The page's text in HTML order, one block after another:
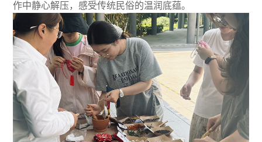
作中静心解压，感受传统民俗的温润底蕴。